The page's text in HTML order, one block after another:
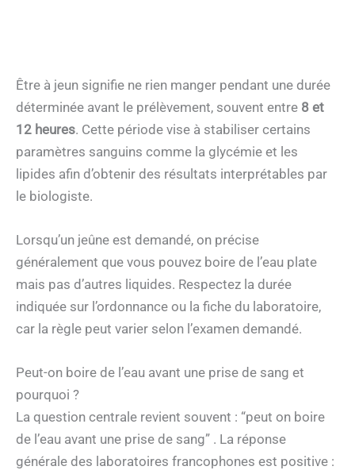
Être à jeun signifie ne rien manger pendant une durée
déterminée avant le prélèvement, souvent entre 8 et
12 heures. Cette période vise à stabiliser certains
paramètres sanguins comme la glycémie et les
lipides afin d’obtenir des résultats interprétables par
le biologiste.
Lorsqu’un jeûne est demandé, on précise
généralement que vous pouvez boire de l’eau plate
mais pas d’autres liquides. Respectez la durée
indiquée sur l’ordonnance ou la fiche du laboratoire,
car la règle peut varier selon l’examen demandé.
Peut-on boire de l’eau avant une prise de sang et
pourquoi ?
La question centrale revient souvent : “peut on boire
de l’eau avant une prise de sang” . La réponse
générale des laboratoires francophones est positive :